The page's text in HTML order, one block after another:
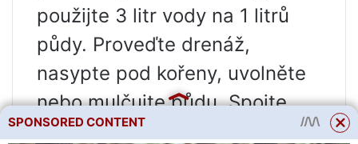
použijte 3 litr vody na 1 litrů
půdy. Proveďte drenáž,
nasypte pod kořeny, uvolněte
nebo mulčujte půdu. Spojte
zálivku s hnojením. O své
SPONSORED CONTENT